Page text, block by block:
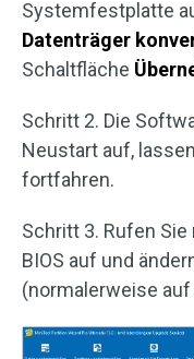
Systemfestplatte
Datenträger
Schaltfläche
Schritt 2. Die
Neustart auf,
fortfahren.
Schritt 3. Rufen
BIOS auf und
(normalerweise